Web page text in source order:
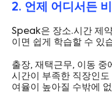
2. 언제 어디서든
Speak은 장소·시간 제
이면 쉽게 학습할 수 있
출장, 재택근무, 이동 중
시간이 부족한 직장인
여율이 높아질 수밖에